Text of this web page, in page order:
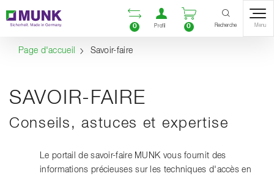
Inhalt
Inhaltsverzeichnis
Navigation Ouvrir la liste
0
Ouvrir un compte
Profil
Ouvrir le
0 Recherche Menu
Page d'accueil Savoir-faire
SAVOIR-FAIRE
Conseils, astuces et expertise
Le portail de savoir-faire MUNK vous fournit des
informations précieuses sur les techniques d'accès en